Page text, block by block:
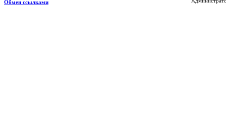
Обмен ссылками